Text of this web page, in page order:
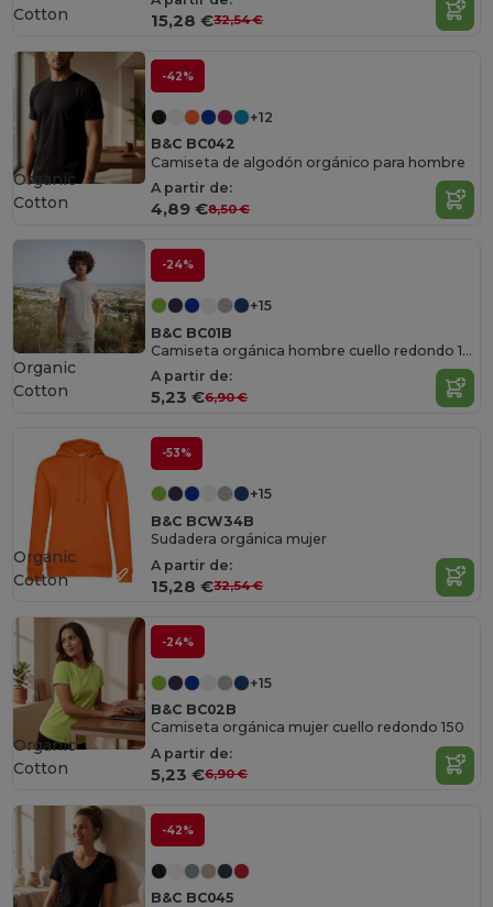
15,28 €32,54 €
Cotton
-42%
+12
B&C BC042
Camiseta de algodón orgánico para hombre
A partir de:
4,89 €8,50 €
Organic
Cotton
-24%
+15
B&C BC01B
Camiseta orgánica hombre cuello redondo 150
A partir de:
5,23 €6,90 €
Organic
Cotton
-53%
+15
B&C BCW34B
Sudadera orgánica mujer
A partir de:
15,28 €32,54 €
Organic
Cotton
-24%
+15
B&C BC02B
Camiseta orgánica mujer cuello redondo 150
A partir de:
5,23 €6,90 €
Organic
Cotton
-42%
B&C BC045